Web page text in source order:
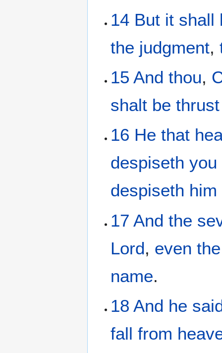
14 But it shall
the judgment,
15 And thou,
shalt be
16 He that
despiseth you
despiseth him
17 And the
Lord, even the
name.
18 And he
fall from